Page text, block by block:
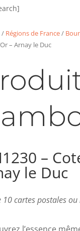
/ Régions de France/
– Arnay le Duc
–
le Duc
10 cartes postales ou
l’essence